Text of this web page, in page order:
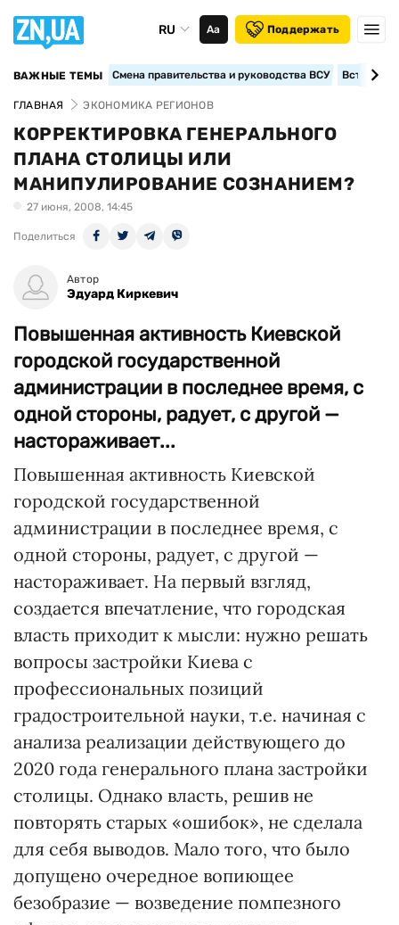
RU Аа Поддержать
ВАЖНЫЕ ТЕМЫ Смена правительства и руководства ВСУ
ГЛАВНАЯ ЭКОНОМИКА РЕГИОНОВ
КОРРЕКТИРОВКА ГЕНЕРАЛЬНОГО
ПЛАНА СТОЛИЦЫ ИЛИ
МАНИПУЛИРОВАНИЕ СОЗНАНИЕМ?
27 июня, 2008, 14:45
Поделиться
Автор
Эдуард Киркевич
Повышенная активность Киевской
городской государственной
администрации в последнее время, с
одной стороны, радует, с другой —
настораживает...
Повышенная активность Киевской
городской государственной
администрации в последнее время, с
одной стороны, радует, с другой —
настораживает. На первый взгляд,
создается впечатление, что городская
власть приходит к мысли: нужно решать
вопросы застройки Киева с
профессиональных позиций
градостроительной науки, т.е. начиная с
анализа реализации действующего до
2020 года генерального плана застройки
столицы. Однако власть, решив не
повторять старых «ошибок», не сделала
для себя выводов. Мало того, что было
допущено очередное вопиющее
безобразие — возведение помпезного